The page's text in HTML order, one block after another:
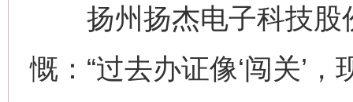
扬州扬杰电子科技股
慨：“过去办证像‘闯关’